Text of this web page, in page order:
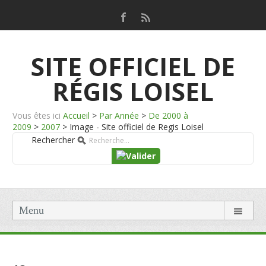
SITE OFFICIEL DE
RÉGIS LOISEL
Vous êtes ici Accueil > Par Année > De 2000 à
2009 > 2007 > Image - Site officiel de Regis Loisel
Rechercher
Menu